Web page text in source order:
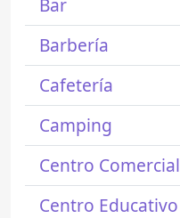
Bar
Barbería
Cafetería
Camping
Centro Comercial
Centro Educativo